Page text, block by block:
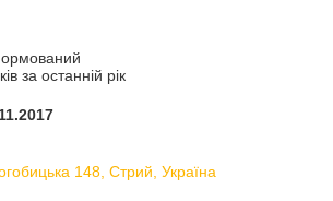
за останній рік
148, Стрий, Україна